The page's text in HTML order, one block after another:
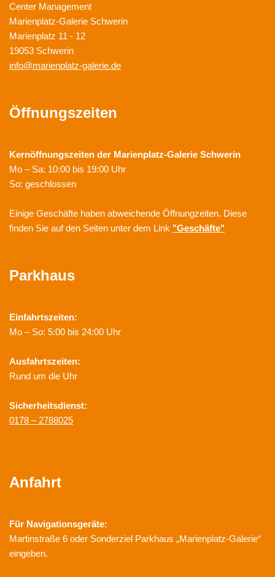
Center Management
Marienplatz-Galerie Schwerin
Marienplatz 11 - 12
19053 Schwerin
info@marienplatz-galerie.de
Öffnungszeiten
Kernöffnungszeiten der Marienplatz-Galerie Schwerin
Mo – Sa: 10:00 bis 19:00 Uhr
So: geschlossen
Einige Geschäfte haben abweichende Öffnungzeiten. Diese
finden Sie auf den Seiten unter dem Link "Geschäfte"
Parkhaus
Einfahrtszeiten:
Mo – So: 5:00 bis 24:00 Uhr
Ausfahrtszeiten:
Rund um die Uhr
Sicherheitsdienst:
0178 – 2788025
Anfahrt
Für Navigationsgeräte:
Martinstraße 6 oder Sonderziel Parkhaus „Marienplatz-Galerie“
eingeben.